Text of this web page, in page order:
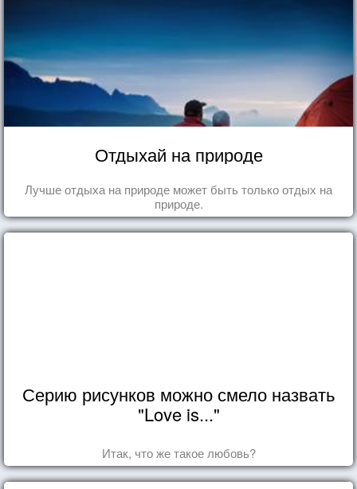
Отдыхай на природе
Лучше отдыха на природе может быть только отдых на
природе.
Серию рисунков можно смело назвать
"Love is..."
Итак, что же такое любовь?